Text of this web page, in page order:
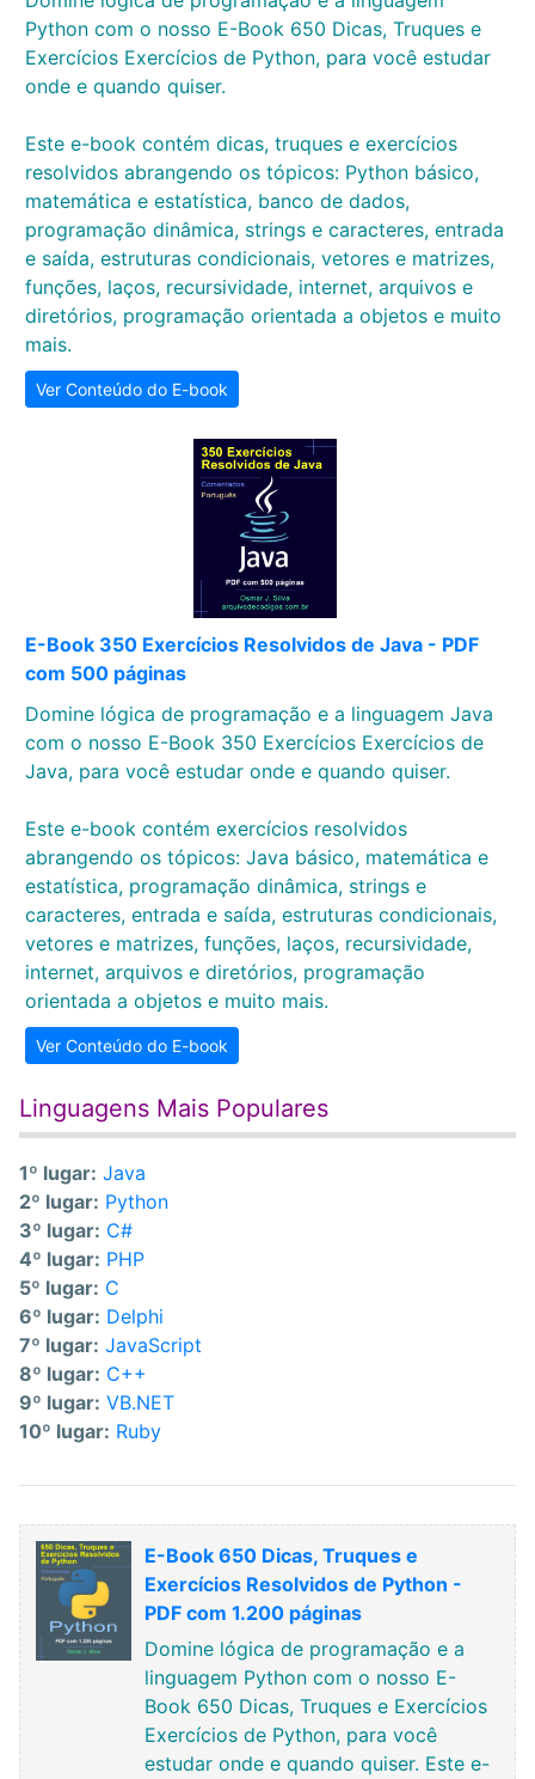
Python com o nosso E-Book 650 Dicas, Truques e
Exercícios Exercícios de Python, para você estudar
onde e quando quiser.
Este e-book contém dicas, truques e exercícios
resolvidos abrangendo os tópicos: Python básico,
matemática e estatística, banco de dados,
programação dinâmica, strings e caracteres, entrada
e saída, estruturas condicionais, vetores e matrizes,
funções, laços, recursividade, internet, arquivos e
diretórios, programação orientada a objetos e muito
mais.
Ver Conteúdo do E-book
E-Book 350 Exercícios Resolvidos de Java - PDF
com 500 páginas
Domine lógica de programação e a linguagem Java
com o nosso E-Book 350 Exercícios Exercícios de
Java, para você estudar onde e quando quiser.
Este e-book contém exercícios resolvidos
abrangendo os tópicos: Java básico, matemática e
estatística, programação dinâmica, strings e
caracteres, entrada e saída, estruturas condicionais,
vetores e matrizes, funções, laços, recursividade,
internet, arquivos e diretórios, programação
orientada a objetos e muito mais.
Ver Conteúdo do E-book
Linguagens Mais Populares
1º lugar: Java
2º lugar: Python
3º lugar: C#
4º lugar: PHP
5º lugar: C
6º lugar: Delphi
7º lugar: JavaScript
8º lugar: C++
9º lugar: VB.NET
10º lugar: Ruby
E-Book 650 Dicas, Truques e
Exercícios Resolvidos de Python -
PDF com 1.200 páginas
Domine lógica de programação e a
linguagem Python com o nosso E-
Book 650 Dicas, Truques e Exercícios
Exercícios de Python, para você
estudar onde e quando quiser. Este e-